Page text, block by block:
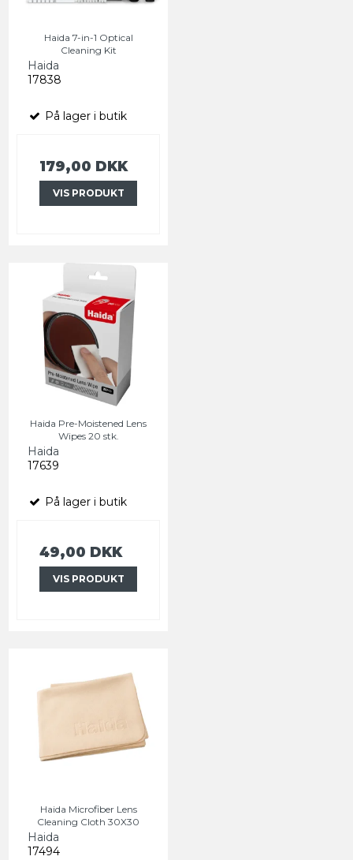
Haida 7-in-1 Optical
Cleaning Kit
Haida
17838
På lager i butik
179,00 DKK
VIS PRODUKT
Haida Pre-Moistened Lens
Wipes 20 stk.
Haida
17639
På lager i butik
49,00 DKK
VIS PRODUKT
Haida Microfiber Lens
Cleaning Cloth 30X30
Haida
17494